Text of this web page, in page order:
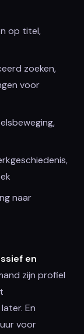
op titel,
zoeken,
voor
naar
en
zijn profiel
En
voor